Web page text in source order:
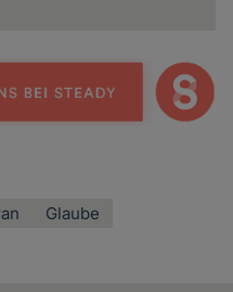
Glaube